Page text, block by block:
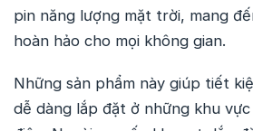
pin năng lượng mặt trời, mang
hoàn hảo cho mọi không gian.
Những sản phẩm này giúp tiết
dễ dàng lắp đặt ở những khu